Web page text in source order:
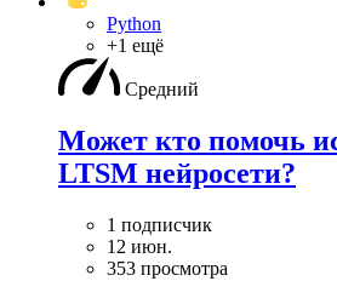
Python
+1 ещё
Средний
Может кто помочь
LTSM нейросети?
1 подписчик
12 июн.
353 просмотра